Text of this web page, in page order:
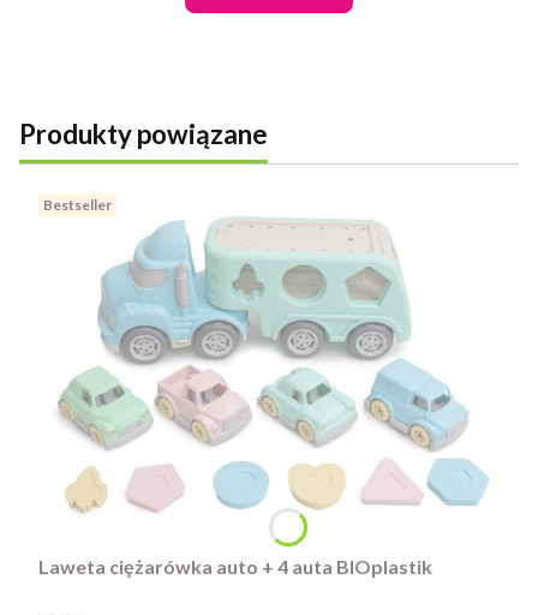
Produkty powiązane
Bestseller
Laweta ciężarówka auto + 4 auta BIOplastik